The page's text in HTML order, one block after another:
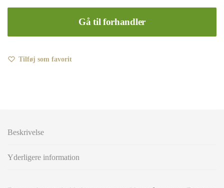
Gå til forhandler
Tilføj som favorit
Beskrivelse
Yderligere information